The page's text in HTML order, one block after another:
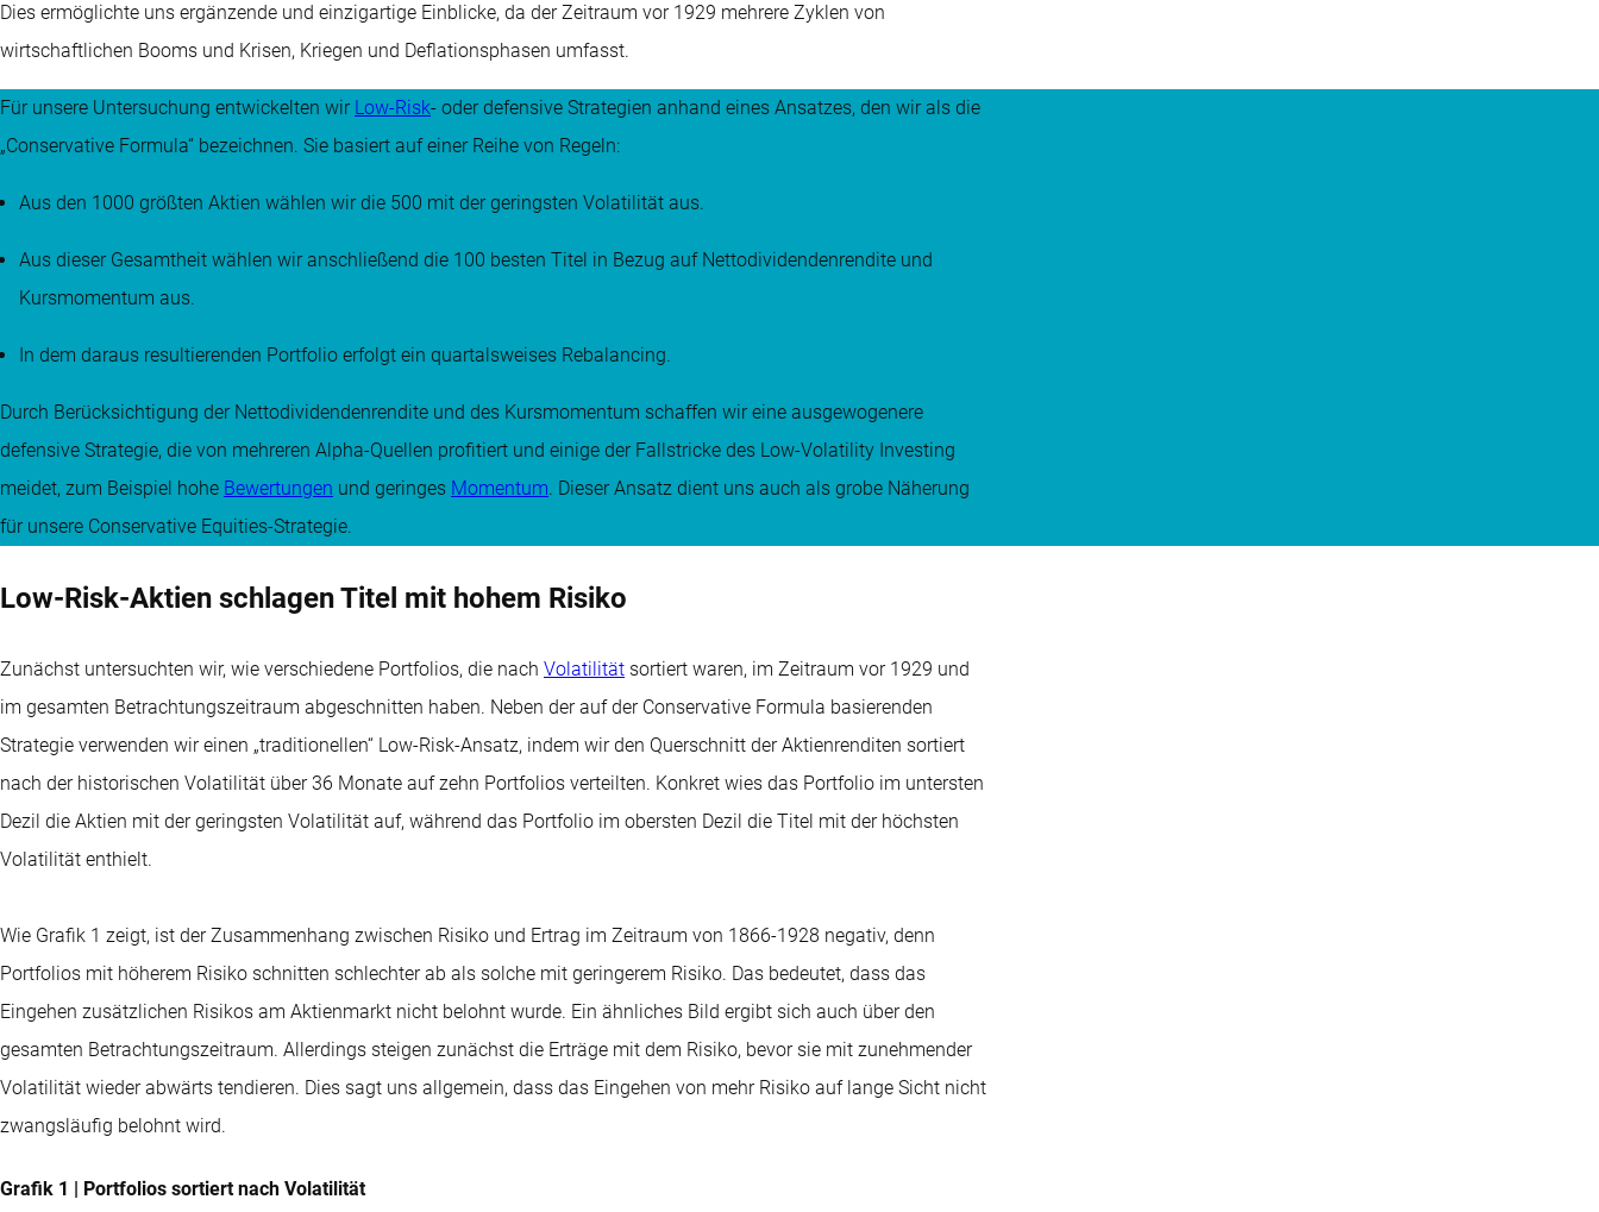
Dies ermöglichte uns ergänzende und einzigartige Einblicke, da der Zeitraum vor 1929 mehrere Zyklen von
wirtschaftlichen Booms und Krisen, Kriegen und Deflationsphasen umfasst.
Für unsere Untersuchung entwickelten wir Low-Risk- oder defensive Strategien anhand eines Ansatzes, den wir als die
„Conservative Formula“ bezeichnen. Sie basiert auf einer Reihe von Regeln:
Aus den 1000 größten Aktien wählen wir die 500 mit der geringsten Volatilität aus.
Aus dieser Gesamtheit wählen wir anschließend die 100 besten Titel in Bezug auf Nettodividendenrendite und
Kursmomentum aus.
In dem daraus resultierenden Portfolio erfolgt ein quartalsweises Rebalancing.
Durch Berücksichtigung der Nettodividendenrendite und des Kursmomentum schaffen wir eine ausgewogenere
defensive Strategie, die von mehreren Alpha-Quellen profitiert und einige der Fallstricke des Low-Volatility Investing
meidet, zum Beispiel hohe Bewertungen und geringes Momentum. Dieser Ansatz dient uns auch als grobe Näherung
für unsere Conservative Equities-Strategie.
Low-Risk-Aktien schlagen Titel mit hohem Risiko
Zunächst untersuchten wir, wie verschiedene Portfolios, die nach Volatilität sortiert waren, im Zeitraum vor 1929 und
im gesamten Betrachtungszeitraum abgeschnitten haben. Neben der auf der Conservative Formula basierenden
Strategie verwenden wir einen „traditionellen“ Low-Risk-Ansatz, indem wir den Querschnitt der Aktienrenditen sortiert
nach der historischen Volatilität über 36 Monate auf zehn Portfolios verteilten. Konkret wies das Portfolio im untersten
Dezil die Aktien mit der geringsten Volatilität auf, während das Portfolio im obersten Dezil die Titel mit der höchsten
Volatilität enthielt.
Wie Grafik 1 zeigt, ist der Zusammenhang zwischen Risiko und Ertrag im Zeitraum von 1866-1928 negativ, denn
Portfolios mit höherem Risiko schnitten schlechter ab als solche mit geringerem Risiko. Das bedeutet, dass das
Eingehen zusätzlichen Risikos am Aktienmarkt nicht belohnt wurde. Ein ähnliches Bild ergibt sich auch über den
gesamten Betrachtungszeitraum. Allerdings steigen zunächst die Erträge mit dem Risiko, bevor sie mit zunehmender
Volatilität wieder abwärts tendieren. Dies sagt uns allgemein, dass das Eingehen von mehr Risiko auf lange Sicht nicht
zwangsläufig belohnt wird.
Grafik 1 | Portfolios sortiert nach Volatilität